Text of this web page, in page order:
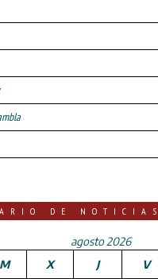
DE NOTICIAS
agosto 2026
M X J V